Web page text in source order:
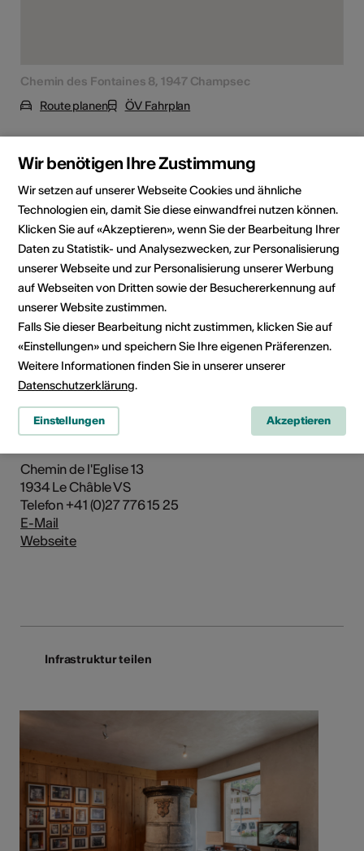
Chemin des Fontaines 8, 1947 Champsec
Route planen
ÖV Fahrplan
Adresse
Maison de la Pierre ollaire
Le Musée de Bagnes
Chemin des Fontaines 8
1947 Champsec
Telefon +41 (0)27 776 15 25
E-Mail
Webseite
Route planen
ÖV Fahrplan
Institution
Le Musée de Bagnes
Chemin de l'Eglise 13
1934 Le Châble VS
Telefon +41 (0)27 776 15 25
E-Mail
Webseite
Infrastruktur teilen
Wir benötigen Ihre Zustimmung
Wir setzen auf unserer Webseite Cookies und ähnliche
Technologien ein, damit Sie diese einwandfrei nutzen können.
Klicken Sie auf «Akzeptieren», wenn Sie der Bearbeitung Ihrer
Daten zu Statistik- und Analysezwecken, zur Personalisierung
unserer Webseite und zur Personalisierung unserer Werbung
auf Webseiten von Dritten sowie der Besuchererkennung auf
unserer Website zustimmen.
Falls Sie dieser Bearbeitung nicht zustimmen, klicken Sie auf
«Einstellungen» und speichern Sie Ihre eigenen Präferenzen.
Weitere Informationen finden Sie in unserer unserer
Datenschutzerklärung.
Einstellungen Akzeptieren